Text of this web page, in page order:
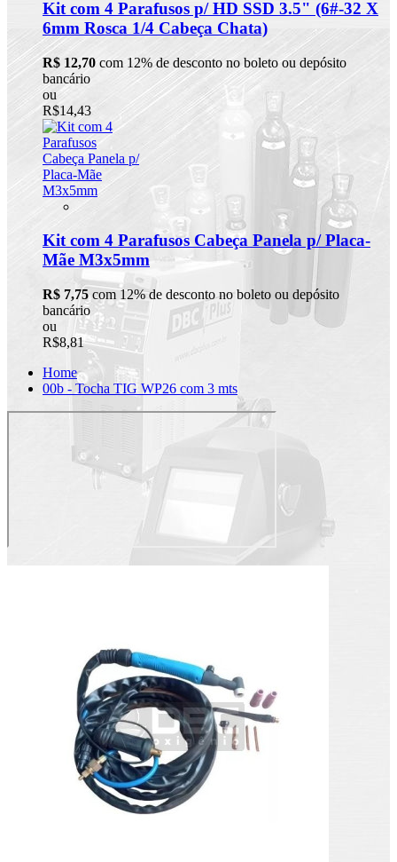
Kit com 4 Parafusos p/ HD SSD 3.5" (6#-32 X
6mm Rosca 1/4 Cabeça Chata)
R$ 12,70 com 12% de desconto no boleto ou depósito
bancário
ou
R$14,43
Kit com 4 Parafusos Cabeça Panela p/ Placa-
Mãe M3x5mm
R$ 7,75com 12% de desconto no boleto ou depósito
bancário
ou
R$8,81
Home
00b - Tocha TIG WP26 com 3 mts